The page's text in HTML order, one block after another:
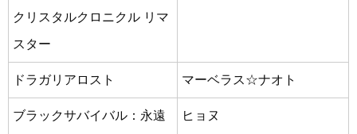
クリスタルクロニクル リマ
スター
ドラガリアロスト マーベラス☆ナオト
ブラックサバイバル：永遠
ヒョヌ